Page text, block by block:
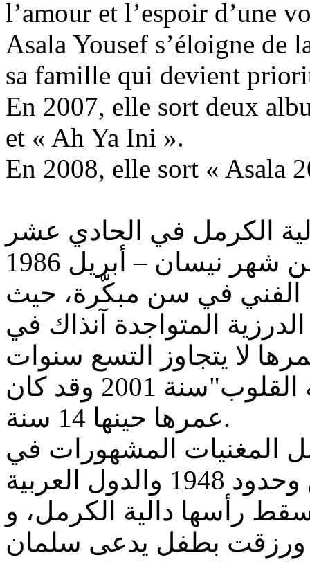
l’amour et l’espoir d’une
Asala Yousef s’éloigne de
sa famille qui devient
En 2007, elle sort deux
et « Ah Ya Ini ».
En 2008, elle sort « Asala
الكرمل في الحادي عشر
الفني في سن مبكّرة، حيث
المتواجدة آنذاك في
أصدرت أول ألبوم لها "ملكه القلوب"سنة 2001 وقد كان
عمرها حينها 14 سنة.
المغنيات المشهورات في
رأسها دالية الكرمل، و